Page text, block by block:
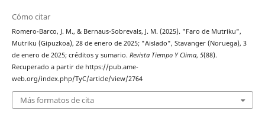
Cómo citar
Romero-Barco, J. M., & Bernaus-Sobrevals, J. M. (2025). "Faro de Mutriku",
Mutriku (Gipuzkoa), 28 de enero de 2025; "Aislado", Stavanger (Noruega), 3
de enero de 2025; créditos y sumario. Revista Tiempo Y Clima, 5(88).
Recuperado a partir de https://pub.ame-
web.org/index.php/TyC/article/view/2764
Más formatos de cita